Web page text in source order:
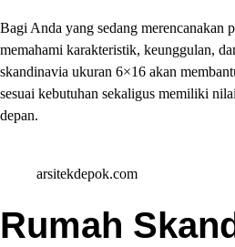
Bagi Anda yang sedang merencanakan
memahami karakteristik, keunggulan,
skandinavia ukuran 6×16 akan
sesuai kebutuhan sekaligus memiliki
depan.
arsitekdepok.com
Rumah